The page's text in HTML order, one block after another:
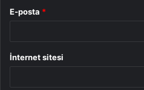
E-posta *
İnternet sitesi